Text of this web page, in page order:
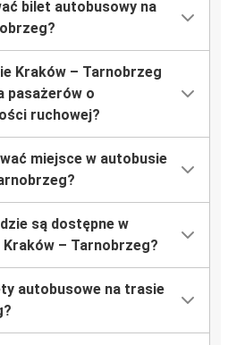
bilet autobusowy na
Kraków – Tarnobrzeg
pasażerów o
ruchowej?
miejsce w autobusie
są dostępne w
– Tarnobrzeg?
autobusowe na trasie